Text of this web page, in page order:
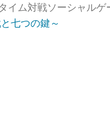
イム対戦ソーシャルゲ
七つの鍵～